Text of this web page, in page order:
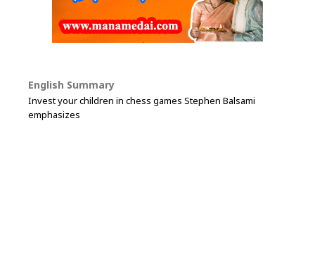
English Summary
Invest your children in chess games Stephen Balsami
emphasizes